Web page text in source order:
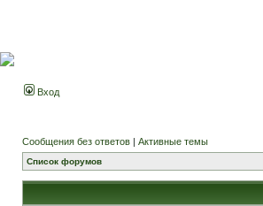
Вход
Сообщения без ответов | Активные темы
Список форумов